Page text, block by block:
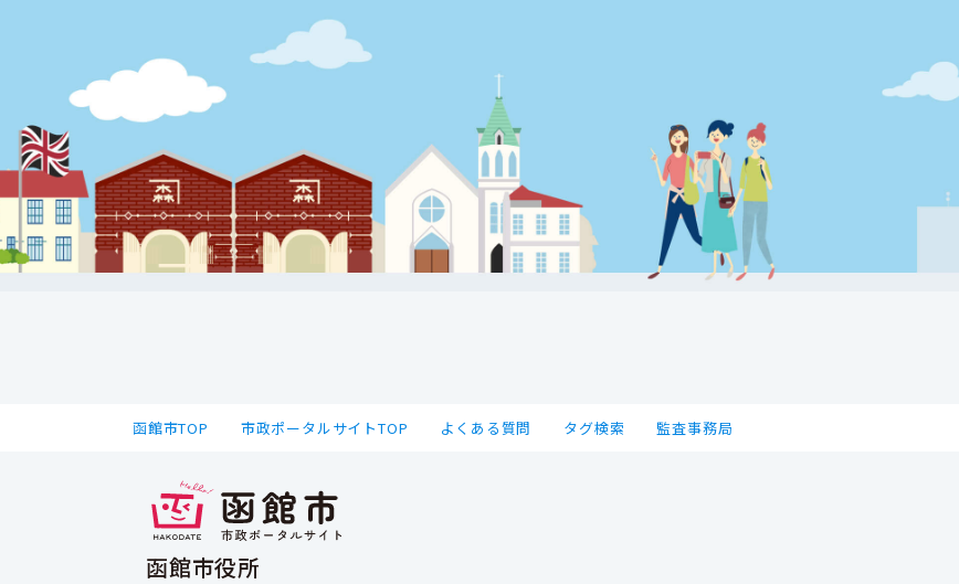
函館市TOP 市政ポータルサイトTOP よくある質問 タグ検索 監査事務局
函館市役所